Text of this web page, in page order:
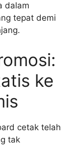
dalam
tepat demi
ke
cetak telah
tak